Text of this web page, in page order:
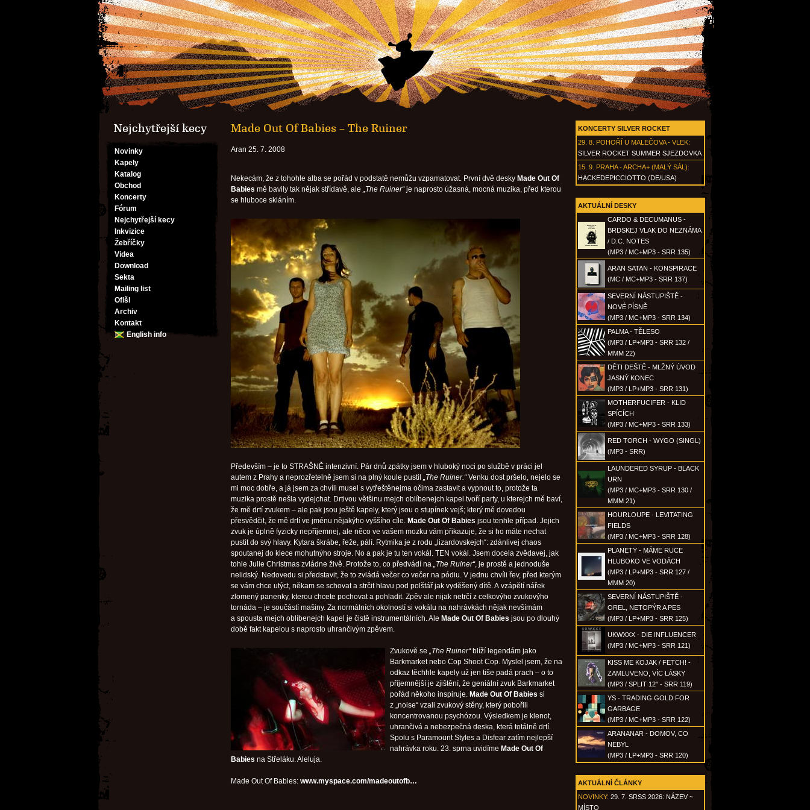
Nejchytřejší kecy
Novinky
Kapely
Katalog
Obchod
Koncerty
Fórum
Nejchytřejší kecy
Inkvizice
Žebříčky
Videa
Download
Sekta
Mailing list
Ofišl
Archiv
Kontakt
English info
KONCERTY SILVER ROCKET
29. 8. POHOŘÍ U MALEČOVA - VLEK:
SILVER ROCKET SUMMER SJEZDOVKA
15. 9. PRAHA - ARCHA+ (MALÝ SÁL):
HACKEDEPICCIOTTO (DE/USA)
AKTUÁLNÍ DESKY
CARDO & DECUMANUS -
BRDSKEJ VLAK DO NEZNÁMA
/ D.C. NOTES
(MP3 / MC+MP3 - SRR 135)
ARAN SATAN - KONSPIRACE
(MC / MC+MP3 - SRR 137)
SEVERNÍ NÁSTUPIŠTĚ -
NOVÉ PÍSNĚ
(MP3 / MC+MP3 - SRR 134)
PALMA - TĚLESO
(MP3 / LP+MP3 - SRR 132 /
MMM 22)
DĚTI DEŠTĚ - MLŽNÝ ÚVOD
JASNÝ KONEC
(MP3 / LP+MP3 - SRR 131)
MOTHERFUCIFER - KLID
SPÍCÍCH
(MP3 / MC+MP3 - SRR 133)
RED TORCH - WYGO (SINGL)
(MP3 - SRR)
LAUNDERED SYRUP - BLACK
URN
(MP3 / MC+MP3 - SRR 130 /
MMM 21)
HOURLOUPE - LEVITATING
FIELDS
(MP3 / MC+MP3 - SRR 128)
PLANETY - MÁME RUCE
HLUBOKO VE VODÁCH
(MP3 / LP+MP3 - SRR 127 /
MMM 20)
SEVERNÍ NÁSTUPIŠTĚ -
OREL, NETOPÝR A PES
(MP3 / LP+MP3 - SRR 125)
UKWXXX - DIE INFLUENCER
(MP3 / MC+MP3 - SRR 121)
KISS ME KOJAK / FETCH! -
ZAMLUVENO, VÍC LÁSKY
(MP3 / SPLIT 12" - SRR 119)
YS - TRADING GOLD FOR
GARBAGE
(MP3 / MC+MP3 - SRR 122)
ARANANAR - DOMOV, CO
NEBYL
(MP3 / LP+MP3 - SRR 120)
AKTUÁLNÍ ČLÁNKY
NOVINKY: 29. 7. SRSS 2026: NÁZEV ~
MÍSTO
Made Out Of Babies – The Ruiner
Aran 25. 7. 2008
Nekecám, že z tohohle alba se pořád v podstatě nemůžu vzpamatovat. První dvě desky Made Out Of
Babies mě bavily tak nějak střídavě, ale „The Ruiner“je naprosto úžasná, mocná muzika, před kterou
se hluboce skláním.
Především – je to STRAŠNĚ intenzivní. Pár dnů zpátky jsem v hluboký noci po službě v práci jel
autem z Prahy a neprozřetelně jsem si na plný koule pustil „The Ruiner.“Venku dost pršelo, nejelo se
mi moc dobře, a já jsem za chvíli musel s vytřeštěnejma očima zastavit a vypnout to, protože ta
muzika prostě nešla vydejchat. Drtivou většinu mejch oblíbenejch kapel tvoří party, u kterejch mě baví,
že mě drtí zvukem – ale pak jsou ještě kapely, který jsou o stupínek vejš; který mě dovedou
přesvědčit, že mě drtí ve jménu nějakýho vyššího cíle. Made Out Of Babies jsou tenhle případ. Jejich
zvuk je úplně fyzicky nepříjemnej, ale něco ve vašem mozku vám přikazuje, že si ho máte nechat
pustit do svý hlavy. Kytara škrábe, řeže, pálí. Rytmika je z rodu „lizardovskejch“: zdánlivej chaos
spoutanej do klece mohutnýho stroje. No a pak je tu ten vokál. TEN vokál. Jsem docela zvědavej, jak
tohle Julie Christmas zvládne živě. Protože to, co předvádí na „The Ruiner“, je prostě a jednoduše
nelidský. Nedovedu si představit, že to zvládá večer co večer na pódiu. V jednu chvíli řev, před kterým
se vám chce utýct, někam se schovat a strčit hlavu pod polštář jak vyděšený dítě. A vzápětí nářek
zlomený panenky, kterou chcete pochovat a pohladit. Zpěv ale nijak netrčí z celkovýho zvukovýho
tornáda – je součástí mašiny. Za normálních okolností si vokálu na nahrávkách nějak nevšímám
a spousta mejch oblíbenejch kapel je čistě instrumentálních. Ale Made Out Of Babies jsou po dlouhý
době fakt kapelou s naprosto uhrančivým zpěvem.
Zvukově se „The Ruiner“blíží legendám jako
Barkmarket nebo Cop Shoot Cop. Myslel jsem, že na
odkaz těchhle kapely už jen tiše padá prach – o to
příjemnější je zjištění, že geniální zvuk Barkmarket
pořád někoho inspiruje. Made Out Of Babies si
z „noise“ vzali zvukový stěny, který pobořili
koncentrovanou psychózou. Výsledkem je klenot,
uhrančivá a nebezpečná deska, která totálně drtí.
Spolu s Paramount Styles a Disfear zatím nejlepší
nahrávka roku. 23. sprna uvidíme Made Out Of
Babies na Střeláku. Aleluja.
Made Out Of Babies: www.myspace.com/madeoutofb…